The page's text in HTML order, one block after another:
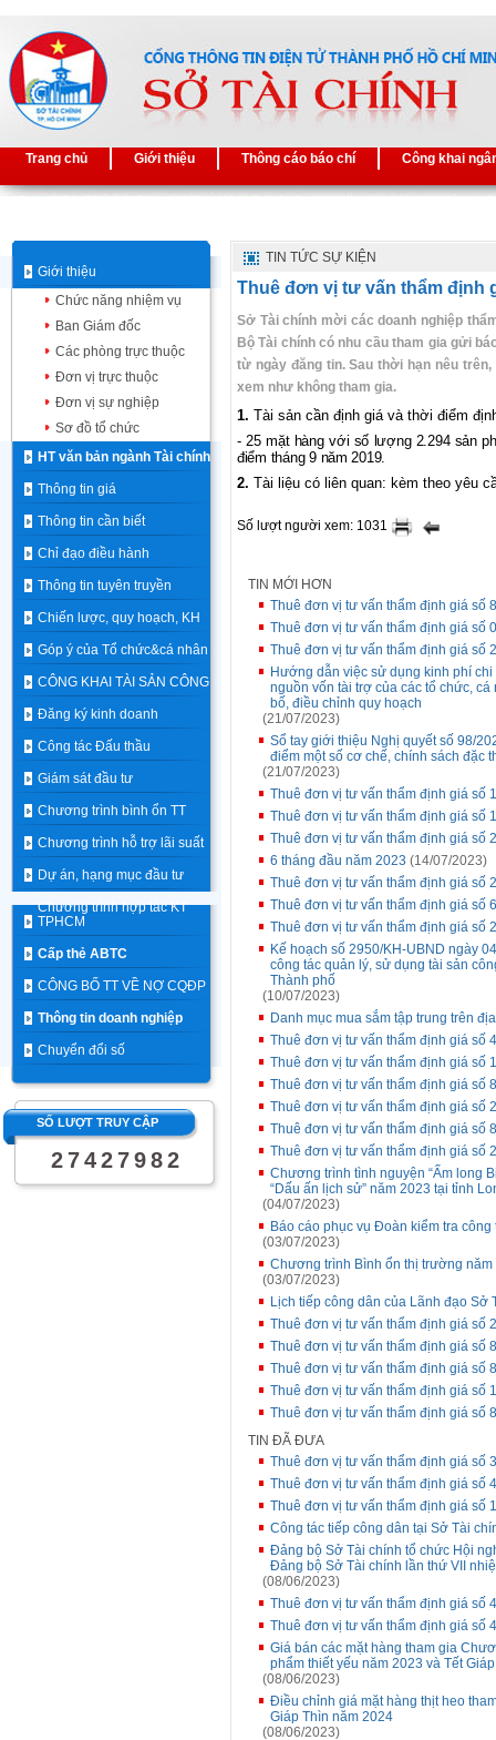
Trang chủ Giới thiệu Thông cáo báo chí Công khai
Giới thiệu
Chức năng nhiệm vụ
Ban Giám đốc
Các phòng trực thuộc
Đơn vị trực thuộc
Đơn vị sự nghiệp
Sơ đồ tổ chức
HT văn bản ngành Tài chính
Thông tin giá
Thông tin cần biết
Chỉ đạo điều hành
Thông tin tuyên truyền
Chiến lược, quy hoạch, KH
Góp ý của Tổ chức&cá nhân
CÔNG KHAI TÀI SẢN CÔNG
Đăng ký kinh doanh
Công tác Đấu thầu
Giám sát đầu tư
Chương trình bình ổn TT
Chương trình hỗ trợ lãi suất
Dự án, hạng mục đầu tư
Chương trình hợp tác KT
TPHCM
Cấp thẻ ABTC
CÔNG BỐ TT VỀ NỢ CQĐP
Thông tin doanh nghiệp
Chuyển đổi số
SỐ LƯỢT TRUY CẬP
2 7 4 2 7 9 8 2
TIN TỨC SỰ KIỆN
Thuê đơn vị tư vấn thẩm định
Sở Tài chính mời các doanh nghiệp
Bộ Tài chính có nhu cầu tham gia gửi
từ ngày đăng tin. Sau thời hạn nêu
xem như không tham gia.
1. Tài sản cần định giávà thời điểm
- 25 mặt hàng với số lượng 2.294 sản
điểm tháng 9 năm 2019.
2. Tài liệu có liên quan: kèm theo yêu
Số lượt người xem: 1031
TIN MỚI HƠN
Thuê đơn vị tư vấn thẩm định giá số
Thuê đơn vị tư vấn thẩm định giá số
Thuê đơn vị tư vấn thẩm định giá số
Hướng dẫn việc sử dụng kinh phí
nguồn vốn tài trợ của các tổ chức,
bố, điều chỉnh quy hoạch
(21/07/2023)
Sổ tay giới thiệu Nghị quyết số 98/
điểm một số cơ chế, chính sách đặc
(21/07/2023)
Thuê đơn vị tư vấn thẩm định giá số
Thuê đơn vị tư vấn thẩm định giá số
Thuê đơn vị tư vấn thẩm định giá số
6 tháng đầu năm 2023 (14/07/2023)
Thuê đơn vị tư vấn thẩm định giá số
Thuê đơn vị tư vấn thẩm định giá số
Thuê đơn vị tư vấn thẩm định giá số
Kế hoạch số 2950/KH-UBND ngày
công tác quản lý, sử dụng tài sản
Thành phố
(10/07/2023)
Danh mục mua sắm tập trung trên
Thuê đơn vị tư vấn thẩm định giá số
Thuê đơn vị tư vấn thẩm định giá số
Thuê đơn vị tư vấn thẩm định giá số
Thuê đơn vị tư vấn thẩm định giá số
Thuê đơn vị tư vấn thẩm định giá số
Thuê đơn vị tư vấn thẩm định giá số
Chương trình tình nguyện “Ấm long
“Dấu ấn lịch sử” năm 2023 tại tỉnh
(04/07/2023)
Báo cáo phục vụ Đoàn kiểm tra
(03/07/2023)
Chương trình Bình ổn thị trường
(03/07/2023)
Lịch tiếp công dân của Lãnh đạo Sở
Thuê đơn vị tư vấn thẩm định giá số
Thuê đơn vị tư vấn thẩm định giá số
Thuê đơn vị tư vấn thẩm định giá số
Thuê đơn vị tư vấn thẩm định giá số
Thuê đơn vị tư vấn thẩm định giá số
TIN ĐÃ ĐƯA
Thuê đơn vị tư vấn thẩm định giá số
Thuê đơn vị tư vấn thẩm định giá số
Thuê đơn vị tư vấn thẩm định giá số
Công tác tiếp công dân tại Sở Tài
Đảng bộ Sở Tài chính tổ chức Hội
Đảng bộ Sở Tài chính lần thứ VII
(08/06/2023)
Thuê đơn vị tư vấn thẩm định giá số
Thuê đơn vị tư vấn thẩm định giá số
Giá bán các mặt hàng tham gia
phẩm thiết yếu năm 2023 và Tết
(08/06/2023)
Điều chỉnh giá mặt hàng thịt heo
Giáp Thìn năm 2024
(08/06/2023)